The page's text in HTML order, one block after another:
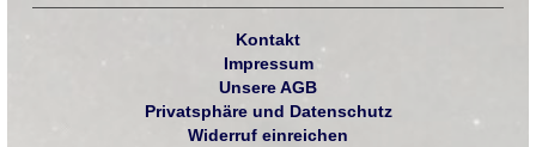
Kontakt
Impressum
Unsere AGB
Privatsphäre und Datenschutz
Widerruf einreichen